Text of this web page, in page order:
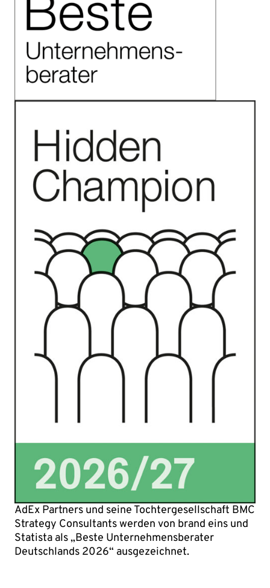
AdEx Partners und seine Tochtergesellschaft BMC
Strategy Consultants werden von brand eins und
Statista als „Beste Unternehmensberater
Deutschlands 2026“ ausgezeichnet.